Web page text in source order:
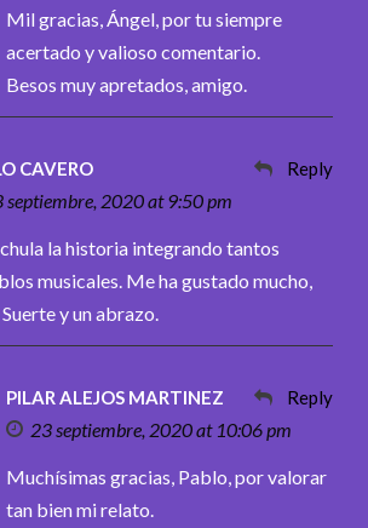
Mil gracias, Ángel, por tu siempre
acertado y valioso comentario.
Besos muy apretados, amigo.
CAVERO
septiembre, 2020 at 9:50 pm
Reply
la historia integrando tantos
musicales. Me ha gustado mucho,
y un abrazo.
PILAR ALEJOS MARTINEZ
23 septiembre, 2020 at 10:06 pm
Reply
Muchísimas gracias, Pablo, por valorar
tan bien mi relato.